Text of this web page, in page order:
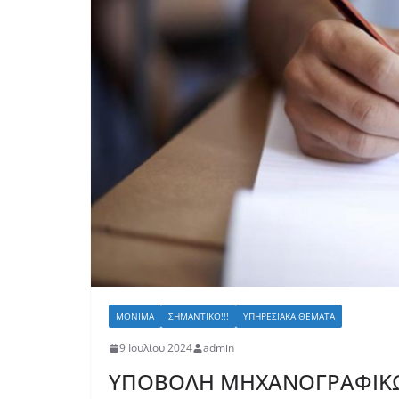
ΜΌΝΙΜΑ ΣΗΜΑΝΤΙΚΌ!!! ΥΠΗΡΕΣΙΑΚΆ ΘΈΜΑΤΑ
9 Ιουλίου 2024 admin
ΥΠΟΒΟΛΗ